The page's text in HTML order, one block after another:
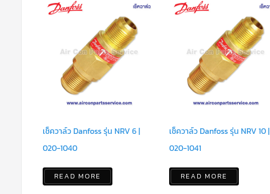
เช็ควาล์ว Danfoss รุ่น NRV 6 |
020-1040
READ MORE
เช็ควาล์ว Danfoss รุ่น NRV 10 |
020-1041
READ MORE